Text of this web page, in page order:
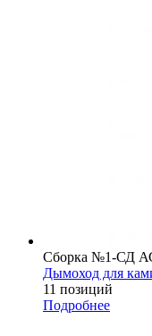
Сборка №1-СД
Дымоход для
11 позиций
Подробнее